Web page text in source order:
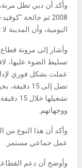
وأكد أن دبي تظل
اليومية، وأن المدينة
وأشار إلى مرونة
تسليط الضوء عليها،
عملت بشكل فوري
تصل إلى 15
ووجهاتهم.
وأكد أن هذا النوع من
عمل جماعي مستمر.
وأوضح أن دعم